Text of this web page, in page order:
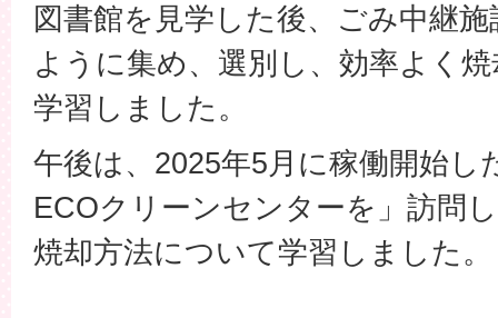
図書館を見学した後、ごみ中継
ように集め、選別し、効率よく
学習しました。
午後は、2025年5月に稼働開始し
ECOクリーンセンターを」訪問
焼却方法について学習しました。